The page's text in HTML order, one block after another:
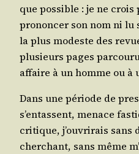
que pos­sible : je ne
pro­non­cer son nom ni lu
la plus modeste des
plu­sieurs pages
affaire à un homme ou à
Dans une période de
s’en­tassent, menace
cri­tique, j’ou­vri­rais sans
cher­chant, sans même